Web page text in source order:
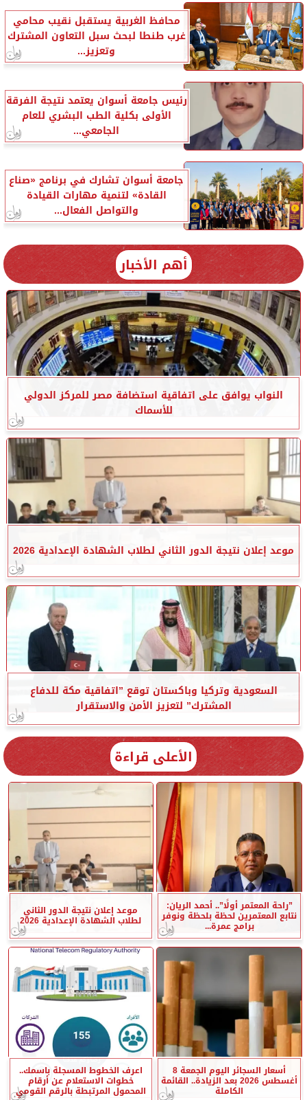
محافظ الغربية يستقبل نقيب محامي
غرب طنطا لبحث سبل التعاون المشترك
وتعزيز...
رئيس جامعة أسوان يعتمد نتيجة الفرقة
الأولى بكلية الطب البشري للعام
الجامعي...
جامعة أسوان تشارك في برنامج «صناع
القادة» لتنمية مهارات القيادة
والتواصل الفعال...
أهم الأخبار
النواب يوافق على اتفاقية استضافة مصر للمركز الدولي
للأسماك
موعد إعلان نتيجة الدور الثاني لطلاب الشهادة الإعدادية 2026
السعودية وتركيا وباكستان توقع ”اتفاقية مكة للدفاع
المشترك” لتعزيز الأمن والاستقرار
الأعلى قراءة
”راحة المعتمر أولًا”.. أحمد الريان:
نتابع المعتمرين لحظة بلحظة ونوفر
برامج عمرة...
موعد إعلان نتيجة الدور الثاني
لطلاب الشهادة الإعدادية 2026
أسعار السجائر اليوم الجمعة 8
أغسطس 2026 بعد الزيادة.. القائمة
الكاملة
اعرف الخطوط المسجلة باسمك..
خطوات الاستعلام عن أرقام
المحمول المرتبطة بالرقم القومي